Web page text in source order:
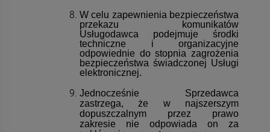
W celu zapewnienia bezpieczeństwa
przekazu komunikatów
Usługodawca podejmuje środki
techniczne i organizacyjne
odpowiednie do stopnia zagrożenia
bezpieczeństwa świadczonej Usługi
elektronicznej.
Jednocześnie Sprzedawca
zastrzega, że w najszerszym
dopuszczalnym przez prawo
zakresie nie odpowiada on za